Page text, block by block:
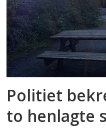
Politiet
to henlagte